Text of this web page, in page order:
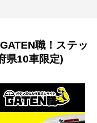
職！ステッ
県10車限定)